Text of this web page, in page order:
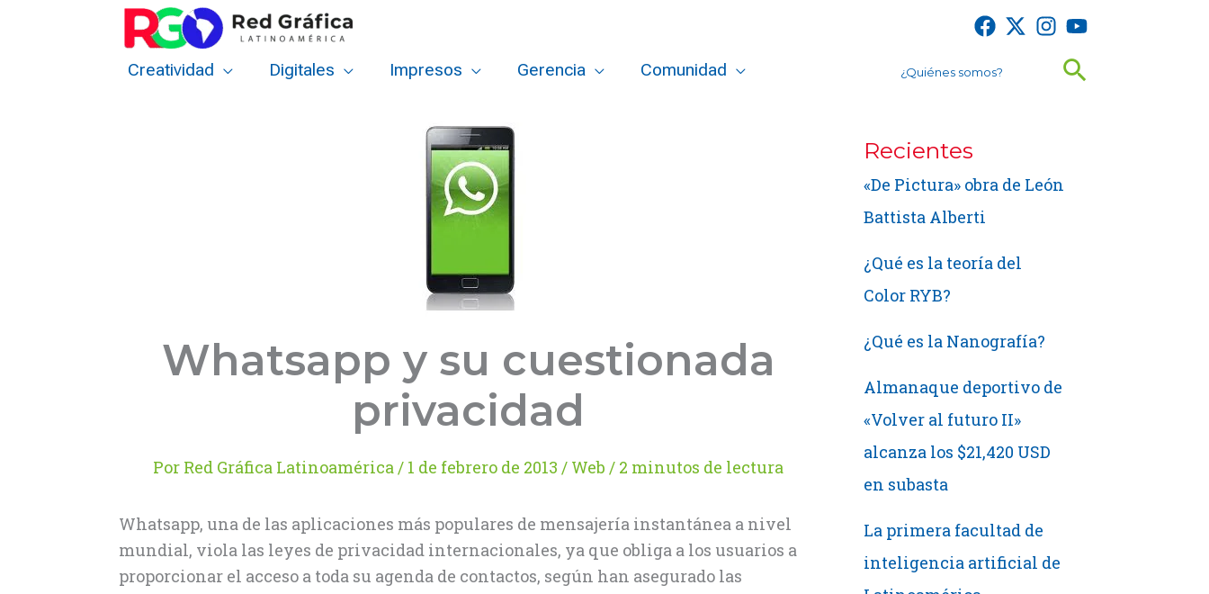
Creatividad Digitales Impresos Gerencia Comunidad ¿Quiénes somos? Buscar
Whatsapp y su cuestionada
privacidad
Por Red Gráfica Latinoamérica/ 1 de febrero de 2013/ Web / 2 minutos de lectura
Whatsapp, una de las aplicaciones más populares de mensajería instantánea a nivel
mundial, viola las leyes de privacidad internacionales, ya que obliga a los usuarios a
proporcionar el acceso a toda su agenda de contactos, según han asegurado las
Recientes
«De Pictura» obra de León
Battista Alberti
¿Qué es la teoría del
Color RYB?
¿Qué es la Nanografía?
Almanaque deportivo de
«Volver al futuro II»
alcanza los $21,420 USD
en subasta
La primera facultad de
inteligencia artificial de